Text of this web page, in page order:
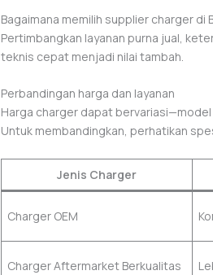
Bagaimana memilih supplier charger di
Pertimbangkan layanan purna jual,
teknis cepat menjadi nilai tambah.
Perbandingan harga dan layanan
Harga charger dapat
Untuk membandingkan, perhatikan
Jenis Charger
Charger OEM
Charger Aftermarket Berkualitas